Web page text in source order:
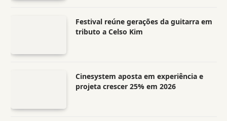
Festival reúne gerações da guitarra em
tributo a Celso Kim
Cinesystem aposta em experiência e
projeta crescer 25% em 2026